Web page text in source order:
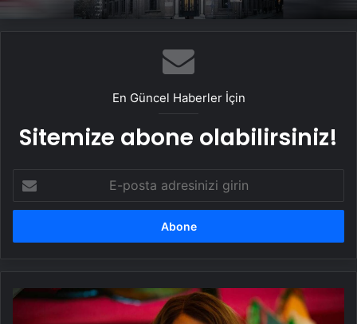
En Güncel Haberler İçin
Sitemize abone olabilirsiniz!
posta
adresinizi
Cesar